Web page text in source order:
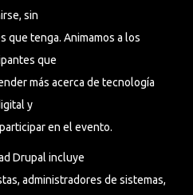
sin
que tenga. Animamos a los
que
más acerca de tecnología
y
en el evento.
Drupal incluye
administradores de sistemas,